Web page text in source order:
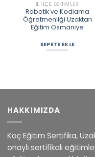
İL İLÇE EĞITIMLER
Robotik ve Kodlama
Öğretmenliği Uzaktan
Eğitim Osmaniye
SEPETE EKLE
HAKKIMIZDA
Koç Eğitim Sertifika,
onaylı sertifikalı